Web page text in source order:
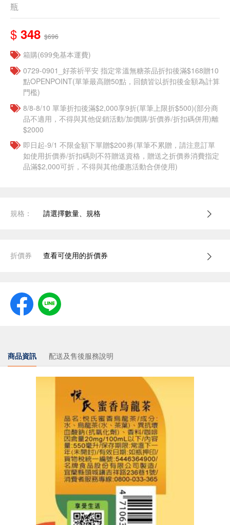
瓶
$ 348 $696
箱購(699免基本運費)
​​0729-0901_好茶祈平安 指定常溫無糖茶品折扣後滿$168贈10
點OPENPOINT(單筆最高贈50點，回饋皆以折扣後金額為計算
門檻)
8/8-8/10 單筆折扣後滿$2,000享9折(單筆上限折$500)(部分商
品不適用，不得與其他促銷活動/加價購/折價券/折扣碼併用)離
$2000
即日起-9/1 不限金額下單贈$200券(單筆不累贈，請注意訂單
如使用折價券/折扣碼則不符贈送資格，贈送之折價券消費指定
品滿$2,000可折，不得與其他優惠活動合併使用)
規格： 請選擇數量、規格
折價券 查看可使用的折價券
商品資訊 配送及售後服務說明